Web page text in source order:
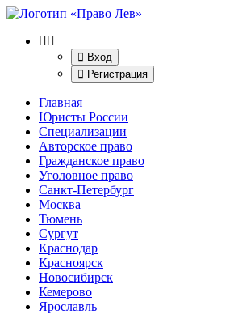
Вход
Регистрация
Главная
Юристы России
Специализации
Авторское право
Гражданское право
Уголовное право
Санкт-Петербург
Москва
Тюмень
Сургут
Краснодар
Красноярск
Новосибирск
Кемерово
Ярославль